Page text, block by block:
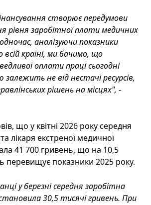
створює передумови
рівня заробітної плати медичних
аналізуючи показники
країні, ми бачимо, що
​​оплати праці сьогодні
не від нестачі ресурсів,
рішень на місцях", -
що у квітні 2026 року середня
лікаря екстреної медичної
41 700 гривень, що на 10,5
перевищує показники 2025 року.
у березні середня заробітна
30,5 тисячі гривень. При